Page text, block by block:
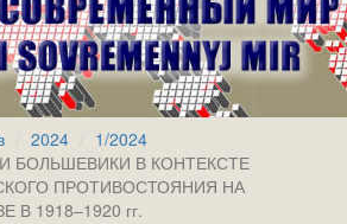
2024
1/2024
БОЛЬШЕВИКИ В КОНТЕКСТЕ
ПРОТИВОСТОЯНИЯ НА
1918–1920 гг.